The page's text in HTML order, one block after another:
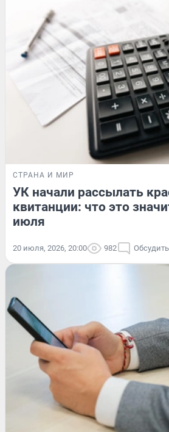
СТРАНА И МИР
УК начали рассылать
квитанции: что это
июля
20 июля, 2026, 20:00 982 Обсудить